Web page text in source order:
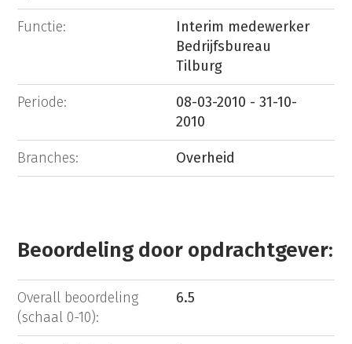
Functie:
Interim medewerker
Bedrijfsbureau
Tilburg
Periode:
08-03-2010 - 31-10-
2010
Branches: Overheid
Beoordeling door opdrachtgever:
Overall beoordeling
(schaal 0-10):
6.5